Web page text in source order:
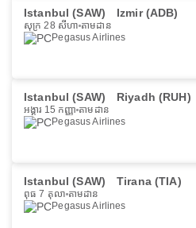
Istanbul (SAW) Izmir (ADB)
សុក្រ 28 សីហា តាមដាន
Pegasus Airlines
Istanbul (SAW) Riyadh (RUH)
អង្គារ 15 កញ្ញា តាមដាន
Pegasus Airlines
Istanbul (SAW) Tirana (TIA)
ពុធ 7 តុលា តាមដាន
Pegasus Airlines